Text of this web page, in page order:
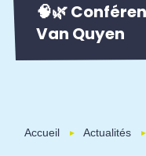
🧠🌿
Van Quyen
Accueil Actualités